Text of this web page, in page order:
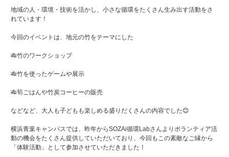
地域の人・環境・技術を活かし、小さな循環をたくさん生み出す活動をさ
れています！
今回のイベントは、地元の竹をテーマにした
🎋竹のワークショップ
🎋竹を使ったゲームや展示
🎋筍ごはんや竹炭コーヒーの販売
などなど、大人も子どもも楽しめる盛りだくさんの内容でした😊
横浜青葉キャンパスでは、昨年からSOZAi循環Labさんよりボランティア活
動の機会をたくさん提供していただいており、今回もこの素敵なご縁から
「体験活動」として参加させていただきました！